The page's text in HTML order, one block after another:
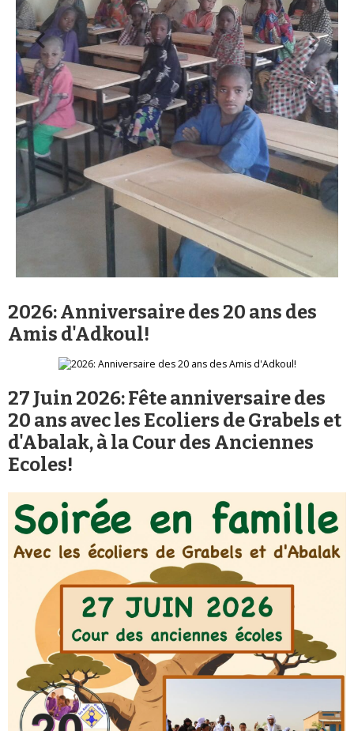
2026: Anniversaire des 20 ans des
Amis d'Adkoul!
27 Juin 2026: Fête anniversaire des
20 ans avec les Ecoliers de Grabels et
d'Abalak, à la Cour des Anciennes
Ecoles!